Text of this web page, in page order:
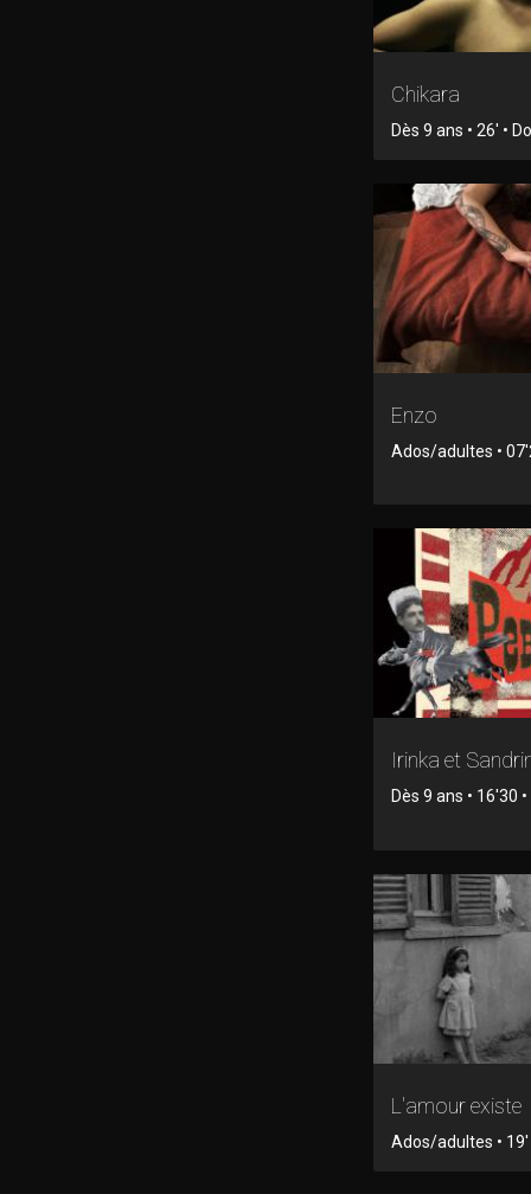
Chikara
Dès 9 ans • 26' •
Enzo
Ados/adultes •
Irinka et
Dès 9 ans • 16'30
L'amour existe
Ados/adultes •